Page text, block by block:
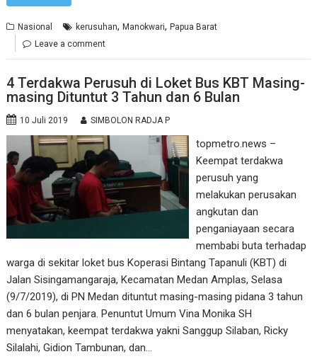
Nasional kerusuhan,Manokwari,Papua Barat
Leave a comment
4 Terdakwa Perusuh di Loket Bus KBT Masing-
masing Dituntut 3 Tahun dan 6 Bulan
10 Juli 2019 SIMBOLON RADJA P
topmetro.news –
Keempat terdakwa
perusuh yang
melakukan perusakan
angkutan dan
penganiayaan secara
membabi buta terhadap
warga di sekitar loket bus Koperasi Bintang Tapanuli (KBT) di
Jalan Sisingamangaraja, Kecamatan Medan Amplas, Selasa
(9/7/2019), di PN Medan dituntut masing-masing pidana 3 tahun
dan 6 bulan penjara. Penuntut Umum Vina Monika SH
menyatakan, keempat terdakwa yakni Sanggup Silaban, Ricky
Silalahi, Gidion Tambunan, dan…